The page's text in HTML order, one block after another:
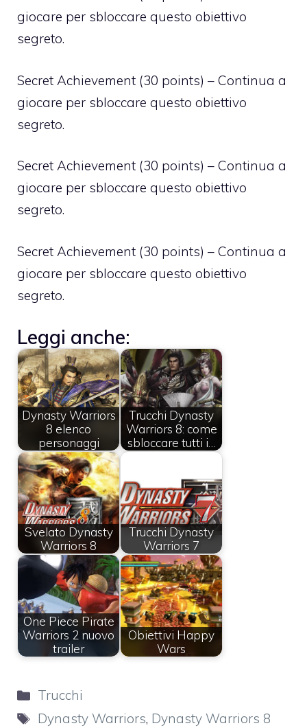
giocare per sbloccare questo obiettivo
segreto.
Secret Achievement (30 points) – Continua a
giocare per sbloccare questo obiettivo
segreto.
Secret Achievement (30 points) – Continua a
giocare per sbloccare questo obiettivo
segreto.
Secret Achievement (30 points) – Continua a
giocare per sbloccare questo obiettivo
segreto.
Leggi anche:
Dynasty Warriors
8 elenco
personaggi
Trucchi Dynasty
Warriors 8: come
sbloccare tutti i…
Svelato Dynasty
Warriors 8
Trucchi Dynasty
Warriors 7
One Piece Pirate
Warriors 2 nuovo
trailer
Obiettivi Happy
Wars
Categorie
Trucchi
Tag
Dynasty Warriors, Dynasty Warriors 8